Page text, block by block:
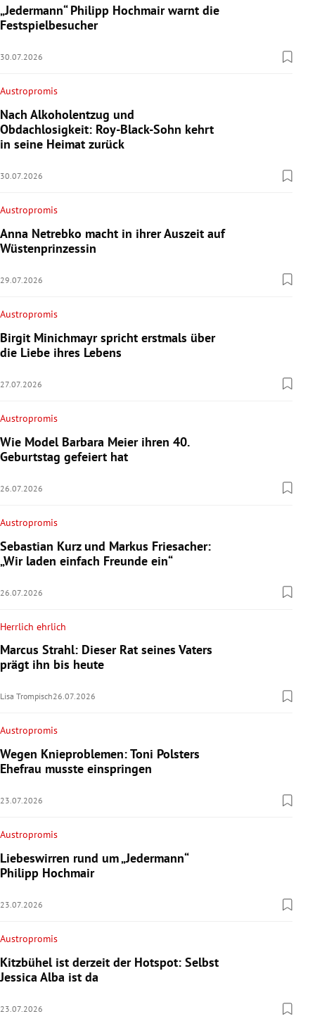
„Jedermann“ Philipp Hochmair warnt die
Festspielbesucher
30.07.2026
Austropromis
Nach Alkoholentzug und
Obdachlosigkeit: Roy-Black-Sohn kehrt
in seine Heimat zurück
30.07.2026
Austropromis
Anna Netrebko macht in ihrer Auszeit auf
Wüstenprinzessin
29.07.2026
Austropromis
Birgit Minichmayr spricht erstmals über
die Liebe ihres Lebens
27.07.2026
Austropromis
Wie Model Barbara Meier ihren 40.
Geburtstag gefeiert hat
26.07.2026
Austropromis
Sebastian Kurz und Markus Friesacher:
„Wir laden einfach Freunde ein“
26.07.2026
Herrlich ehrlich
Marcus Strahl: Dieser Rat seines Vaters
prägt ihn bis heute
Lisa Trompisch26.07.2026
Austropromis
Wegen Knieproblemen: Toni Polsters
Ehefrau musste einspringen
23.07.2026
Austropromis
Liebeswirren rund um „Jedermann“
Philipp Hochmair
23.07.2026
Austropromis
Kitzbühel ist derzeit der Hotspot: Selbst
Jessica Alba ist da
23.07.2026